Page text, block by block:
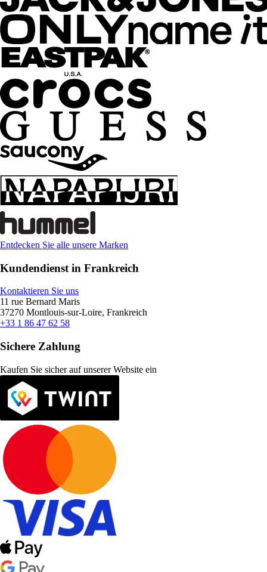
Entdecken Sie alle unsere Marken
Kundendienst in Frankreich
Kontaktieren Sie uns
11 rue Bernard Maris
37270 Montlouis-sur-Loire, Frankreich
+33 1 86 47 62 58
Sichere Zahlung
Kaufen Sie sicher auf unserer Website ein